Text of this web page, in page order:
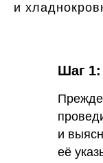
и
Шаг 1:
Прежде
и
её